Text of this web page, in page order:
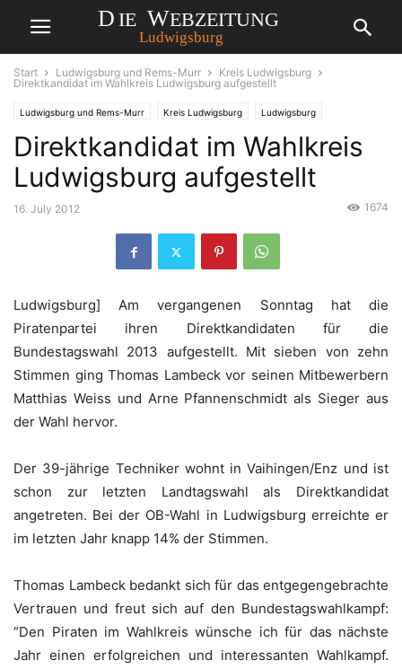
Start Ludwigsburg und Rems-Murr
Kreis Ludwigsburg
Direktkandidat im Wahlkreis Ludwigsburg aufgestellt
Ludwigsburg und Rems-Murr Kreis Ludwigsburg Ludwigsburg
Direktkandidat im Wahlkreis
Ludwigsburg aufgestellt
16. July 2012 1674
Ludwigsburg] Am vergangenen Sonntag hat die
Piratenpartei ihren Direktkandidaten für die
Bundestagswahl 2013 aufgestellt. Mit sieben von zehn
Stimmen ging Thomas Lambeck vor seinen Mitbewerbern
Matthias Weiss und Arne Pfannenschmidt als Sieger aus
der Wahl hervor.
Der 39-jährige Techniker wohnt in Vaihingen/Enz und ist
schon zur letzten Landtagswahl als Direktkandidat
angetreten. Bei der OB-Wahl in Ludwigsburg erreichte er
im letzten Jahr knapp 14% der Stimmen.
Thomas Lambeck bedankt sich für das entgegengebrachte
Vertrauen und freut sich auf den Bundestagswahlkampf:
“Den Piraten im Wahlkreis wünsche ich für das nächste
Jahr einen erfolgreichen und interessanten Wahlkampf.